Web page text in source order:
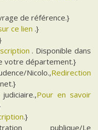
de référence.}
ce lien .}
. Disponible dans
votre département.}
Nicolo.,Redirection
Pour en savoir
.}
publique/Le